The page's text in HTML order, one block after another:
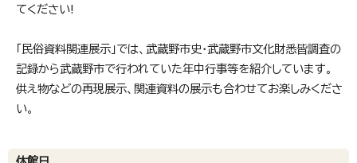
てください!
「民俗資料関連展示」では、武蔵野市史・武蔵野市文化財悉皆調査の
記録から武蔵野市で行われていた年中行事等を紹介しています。
供え物などの再現展示、関連資料の展示も合わせてお楽しみくださ
い。